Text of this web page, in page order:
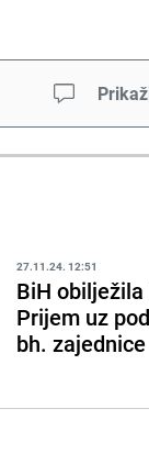
27.11.24. 12:51
BiH
Prijem uz
bh. zajednice